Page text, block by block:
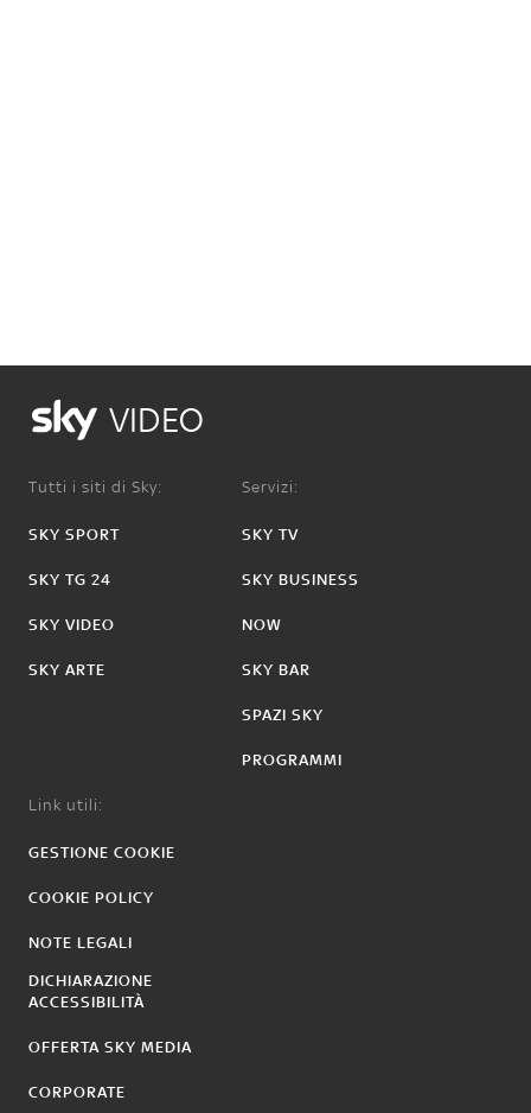
VIDEO
Tutti i siti di Sky:
SKY SPORT
SKY TG 24
SKY VIDEO
SKY ARTE
Servizi:
SKY TV
SKY BUSINESS
NOW
SKY BAR
SPAZI SKY
PROGRAMMI
Link utili:
GESTIONE COOKIE
COOKIE POLICY
NOTE LEGALI
DICHIARAZIONE
ACCESSIBILITÀ
OFFERTA SKY MEDIA
CORPORATE